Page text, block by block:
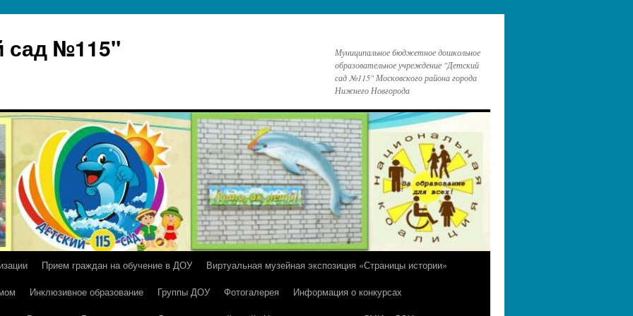
сад №115"
Муниципальное бюджетное дошкольное
образовательное учреждение "Детский
сад №115" Московского района города
Нижнего Новгорода
Прием граждан на обучение в ДОУ
Виртуальная музейная экспозиция «Страницы истории»
Инклюзивное образование Группы ДОУ Фотогалерея
Информация о конкурсах